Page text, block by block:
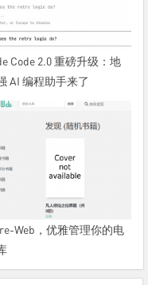
Code 2.0 重磅升级：地
AI 编程助手来了
Web，优雅管理你的电